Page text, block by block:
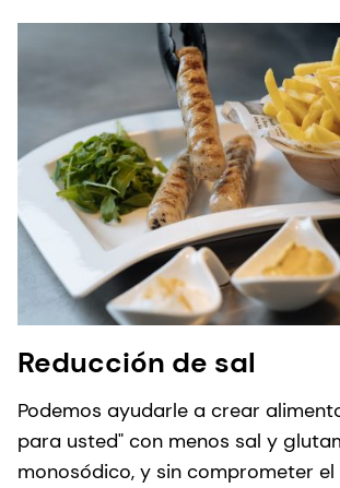
Reducción de sal
Podemos ayudarle a crear
para usted" con menos sal y
monosódico, y sin comprometer el